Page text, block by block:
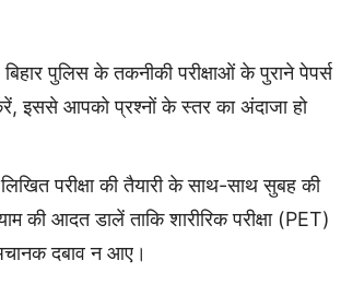
बिहार पुलिस के तकनीकी परीक्षाओं के पुराने पेपर्स
इससे आपको प्रश्नों के स्तर का अंदाजा हो
लिखित परीक्षा की तैयारी के साथ-साथ सुबह की
की आदत डालें ताकि शारीरिक परीक्षा (PET)
दबाव न आए।